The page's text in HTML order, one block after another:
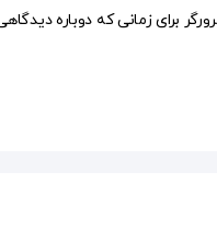
برای زمانی که دوباره